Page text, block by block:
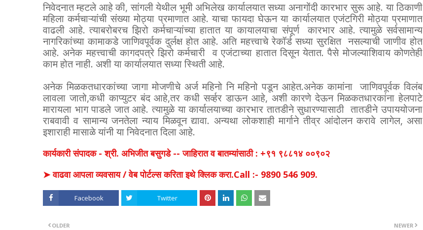
निवेदनात म्हटले आहे की, सांगली येथील भूमी अभिलेख कार्यालयात सध्या अनागोंदी कारभार सुरू आहे. या ठिकाणी
महिला कर्मचाऱ्यांची संख्या मोठ्या प्रमाणात आहे. याचा फायदा घेऊन या कार्यालयात एजंटगिरी मोठ्या प्रमाणात
वाढली आहे. त्याबरोबरच झिरो कर्मचाऱ्यांच्या हातात या कायालयाचा संपूर्ण कारभार आहे. त्यामुळे सर्वसामान्य
नागरिकांच्या कामाकडे जाणिवपूर्वक दुर्लक्ष होत आहे. अति महत्त्वाचे रेकॉर्ड सध्या सुरक्षित नसल्याची जाणीव होत
आहे. अनेक महत्त्वाची कागदपत्रे झिरो कर्मचारी व एजंटाच्या हातात दिसून येतात. पैसे मोजल्याशिवाय कोणतेही
काम होत नाही. अशी या कार्यालयात सध्या स्थिती आहे.
अनेक मिळकतधारकांच्या जागा मोजणीचे अर्ज महिनो नि महिनो पडून आहेत.अनेक कामांना जाणिवपूर्वक विलंब
लावला जातो,कधी काप्युटर बंद आहे,तर कधी सर्व्हर डाऊन आहे, अशी कारणे देऊन मिळकतधारकांना हेलपाटे
मारायला भाग पाडले जात आहे. त्यामुळे या कार्यालयाच्या कारभार तातडीने सुधारण्यासाठी तातडीने उपाययोजना
राबवावी व सामान्य जनतेला न्याय मिळवून द्यावा. अन्यथा लोकशाही मार्गाने तीव्र आंदोलन करावे लागेल, असा
इशाराही मासाळे यांनी या निवेदनात दिला आहे.
कार्यकारी संपादक - श्री. अभिजीत बसुगडे -- जाहिरात व बातम्यांसाठी : +९१ ९८८१४ ००९०२
➤ वाढवा आपला व्यवसाय / वेब पोर्टल्स करिता इथे क्लिक करा.Call :- 9890 546 909.
Facebook Twitter
NEWER
OLDER